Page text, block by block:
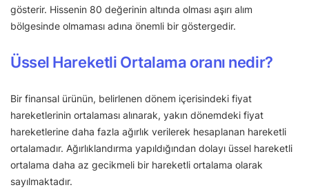
gösterir. Hissenin 80 değerinin altında olması aşırı alım
bölgesinde olmaması adına önemli bir göstergedir.
Üssel Hareketli Ortalama oranı nedir?
Bir finansal ürünün, belirlenen dönem içerisindeki fiyat
hareketlerinin ortalaması alınarak, yakın dönemdeki fiyat
hareketlerine daha fazla ağırlık verilerek hesaplanan hareketli
ortalamadır. Ağırlıklandırma yapıldığından dolayı üssel hareketli
ortalama daha az gecikmeli bir hareketli ortalama olarak
sayılmaktadır.